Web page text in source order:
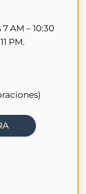
AM – 10:30
PM.